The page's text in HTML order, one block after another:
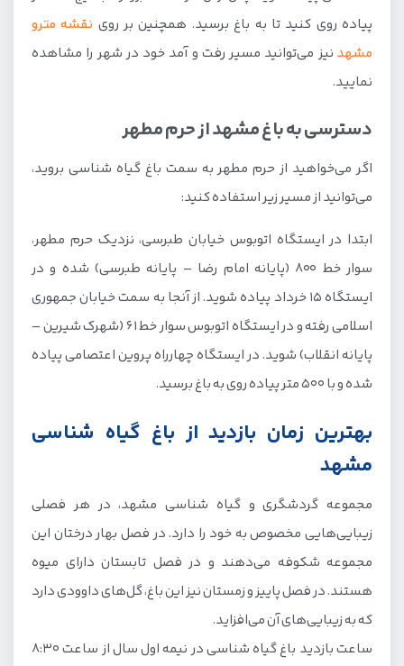
پیاده روی کنید تا به باغ برسید. همچنین بر روی نقشه مترو
مشهد نیز می‌توانید مسیر رفت و آمد خود در شهر را مشاهده
نمایید.
دسترسی به باغ مشهد از حرم مطهر
اگر می‌خواهید از حرم مطهر به سمت باغ گیاه شناسی بروید،
می‌توانید از مسیر زیر استفاده کنید:
ابتدا در ایستگاه اتوبوس خیابان طبرسی، نزدیک حرم مطهر،
سوار خط 800 (پایانه امام رضا – پایانه طبرسی) شده و در
ایستگاه 15 خرداد پیاده شوید. از آنجا به سمت خیابان جمهوری
اسلامی رفته و در ایستگاه اتوبوس سوار خط 61 (شهرک شیرین –
پایانه انقلاب) شوید. در ایستگاه چهارراه پروین اعتصامی پیاده
شده و با 500 متر پیاده روی به باغ برسید.
بهترین زمان بازدید از باغ گیاه شناسی
مشهد
مجموعه گردشگری و گیاه شناسی مشهد، در هر فصلی
زیبایی‌هایی مخصوص به خود را دارد. در فصل بهار درختان این
مجموعه شکوفه می‌دهند و در فصل تابستان دارای میوه
هستند. در فصل پاییز و زمستان نیز این باغ، گل‌های داوودی دارد
که به زیبایی‌های آن می‌افزاید.
ساعت بازدید باغ گیاه شناسی در نیمه اول سال از ساعت 8:30